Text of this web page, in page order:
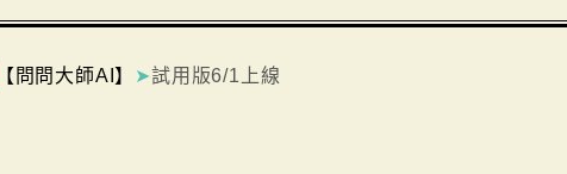
【問問大師AI】 ➤試用版6/1上線